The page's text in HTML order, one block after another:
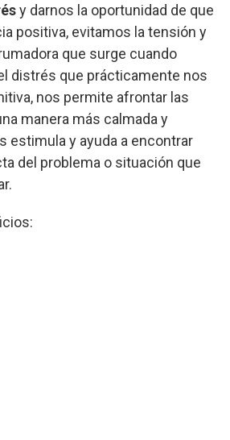
y darnos la oportunidad de que
positiva, evitamos la tensión y
que surge cuando
distrés que prácticamente nos
nos permite afrontar las
manera más calmada y
estimula y ayuda a encontrar
del problema o situación que